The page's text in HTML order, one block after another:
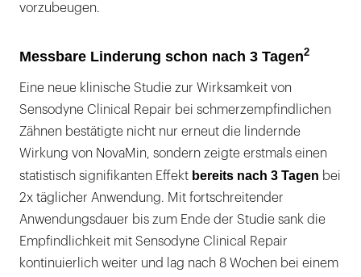
vorzubeugen.
Messbare Linderung schon nach 3 Tagen2
Eine neue klinische Studie zur Wirksamkeit von
Sensodyne Clinical Repair bei schmerzempfindlichen
Zähnen bestätigte nicht nur erneut die lindernde
Wirkung von NovaMin, sondern zeigte erstmals einen
statistisch signifikanten Effekt bereits nach 3 Tagen bei
2x täglicher Anwendung. Mit fortschreitender
Anwendungsdauer bis zum Ende der Studie sank die
Empfindlichkeit mit Sensodyne Clinical Repair
kontinuierlich weiter und lag nach 8 Wochen bei einem